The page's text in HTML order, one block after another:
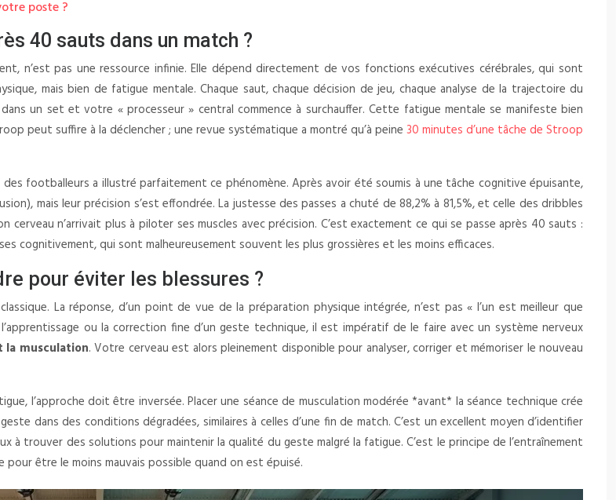
poste ?
40 sauts dans un match ?
n’est pas une ressource infinie. Elle dépend directement de vos fonctions exécutives cérébrales, qui sont
mais bien de fatigue mentale. Chaque saut, chaque décision de jeu, chaque analyse de la trajectoire du
un set et votre « processeur » central commence à surchauffer. Cette fatigue mentale se manifeste bien
peut suffire à la déclencher ; une revue systématique a montré qu’à peine 30 minutes d’une tâche de Stroop
footballeurs a illustré parfaitement ce phénomène. Après avoir été soumis à une tâche cognitive épuisante,
mais leur précision s’est effondrée. La justesse des passes a chuté de 88,2% à 81,5%, et celle des dribbles
cerveau n’arrivait plus à piloter ses muscles avec précision. C’est exactement ce qui se passe après 40 sauts :
cognitivement, qui sont malheureusement souvent les plus grossières et les moins efficaces.
pour éviter les blessures ?
La réponse, d’un point de vue de la préparation physique intégrée, n’est pas « l’un est meilleur que
ou la correction fine d’un geste technique, il est impératif de le faire avec un système nerveux
la musculation. Votre cerveau est alors pleinement disponible pour analyser, corriger et mémoriser le nouveau
l’approche doit être inversée. Placer une séance de musculation modérée *avant* la séance technique crée
dans des conditions dégradées, similaires à celles d’une fin de match. C’est un excellent moyen d’identifier
trouver des solutions pour maintenir la qualité du geste malgré la fatigue. C’est le principe de l’entraînement
être le moins mauvais possible quand on est épuisé.